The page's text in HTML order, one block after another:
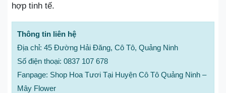
hợp tinh tế.
Thông tin liên hệ
Địa chỉ: 45 Đường Hải Đăng, Cô Tô, Quảng Ninh
Số điện thoại: 0837 107 678
Fanpage: Shop Hoa Tươi Tại Huyện Cô Tô Quảng Ninh –
Mây Flower